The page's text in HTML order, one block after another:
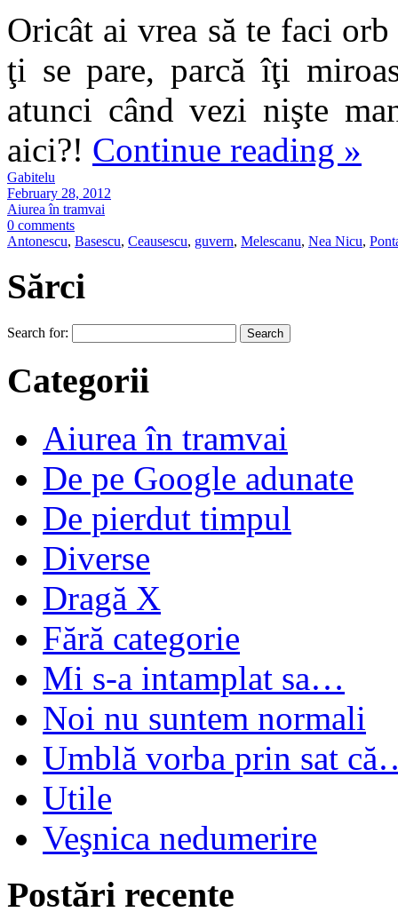
Oricât ai vrea să te faci
ţi se pare, parcă îţi
atunci când vezi nişte
aici?! Continue reading »
Gabitelu
February 28, 2012
Aiurea în tramvai
0 comments
Antonescu, Basescu, Ceausescu, guvern, Melescanu, Nea Nicu,
Sărci
Search for:
Categorii
Aiurea în tramvai
De pe Google adunate
De pierdut timpul
Diverse
Dragă X
Fără categorie
Mi s-a intamplat sa…
Noi nu suntem normali
Umblă vorba prin sat
Utile
Veşnica nedumerire
Postări recente